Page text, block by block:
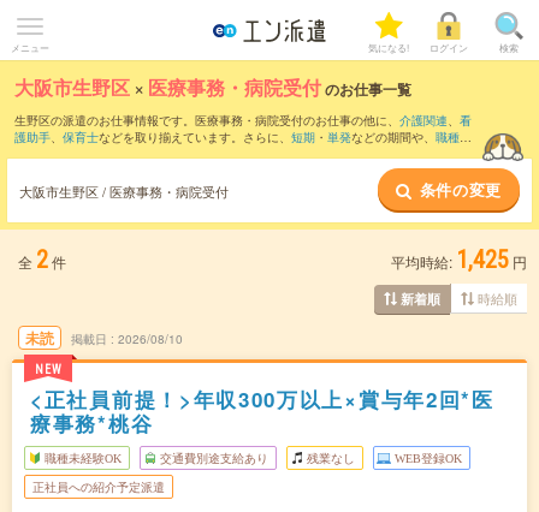
メニュー 気になる! ログイン 検索
大阪市生野区 × 医療事務・病院受付のお仕事一覧
生野区の派遣のお仕事情報です。医療事務・病院受付のお仕事の他に、 介護関連、 看
護助手、 保育士などを取り揃えています。さらに、 短期 ・ 単発などの期間や、 職種未
大阪市生野区 / 医療事務・病院受付 条件の変更
全 2件 平均時給: 1,425 円
新着順 時給順
未読
NEW
掲載日 2026/08/10
<正社員前提！>年収300万以上×賞与年2回*医
療事務*桃谷
職種未経験OK 交通費別途支給あり 残業なし WEB登録OK
正社員への紹介予定派遣